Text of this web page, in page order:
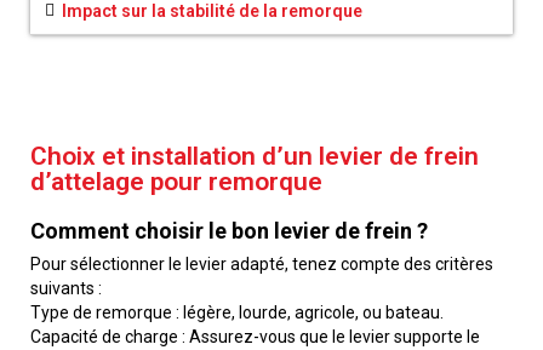
Impact sur la stabilité de la remorque
Choix et installation d’un levier de frein
d’attelage pour remorque
Comment choisir le bon levier de frein ?
Pour sélectionner le levier adapté, tenez compte des critères
suivants :
Type de remorque : légère, lourde, agricole, ou bateau.
Capacité de charge : Assurez-vous que le levier supporte le